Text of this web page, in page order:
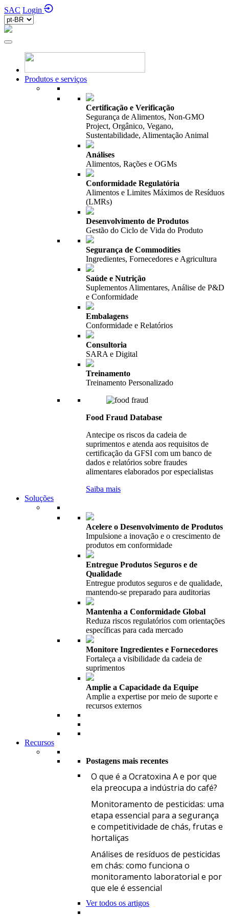
SAC Login
Produtos e serviços
Certificação e Verificação
Segurança de Alimentos, Non-GMO
Project, Orgânico, Vegano,
Sustentabilidade, Alimentação Animal
Análises
Alimentos, Rações e OGMs
Conformidade Regulatória
Alimentos e Limites Máximos de Resíduos
(LMRs)
Desenvolvimento de Produtos
Gestão do Ciclo de Vida do Produto
Segurança de Commodities
Ingredientes, Fornecedores e Agricultura
Saúde e Nutrição
Suplementos Alimentares, Análise de P&D
e Conformidade
Embalagens
Conformidade e Relatórios
Consultoria
SARA e Digital
Treinamento
Treinamento Personalizado
Food Fraud Database
Antecipe os riscos da cadeia de
suprimentos e atenda aos requisitos de
certificação da GFSI com um banco de
dados e relatórios sobre fraudes
alimentares elaborados por especialistas
Saiba mais
Soluções
Acelere o Desenvolvimento de Produtos
Impulsione a inovação e o crescimento de
produtos em conformidade
Entregue Produtos Seguros e de
Qualidade
Entregue produtos seguros e de qualidade,
mantendo-se preparado para auditorias
Mantenha a Conformidade Global
Reduza riscos regulatórios com orientações
específicas para cada mercado
Monitore Ingredientes e Fornecedores
Fortaleça a visibilidade da cadeia de
suprimentos
Amplie a Capacidade da Equipe
Amplie a expertise por meio de suporte e
recursos externos
Recursos
Postagens mais recentes
O que é a Ocratoxina A e por que
ela preocupa a indústria do café?
Monitoramento de pesticidas: uma
etapa essencial para a segurança
e competitividade de chás, frutas e
hortaliças
Análises de resíduos de pesticidas
em chás: como funciona o
monitoramento laboratorial e por
que ele é essencial
Ver todos os artigos